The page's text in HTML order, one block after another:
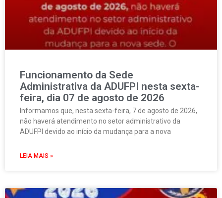
Funcionamento da Sede
Administrativa da ADUFPI nesta sexta-
feira, dia 07 de agosto de 2026
Informamos que, nesta sexta-feira, 7 de agosto de 2026,
não haverá atendimento no setor administrativo da
ADUFPI devido ao início da mudança para a nova
LEIA MAIS »